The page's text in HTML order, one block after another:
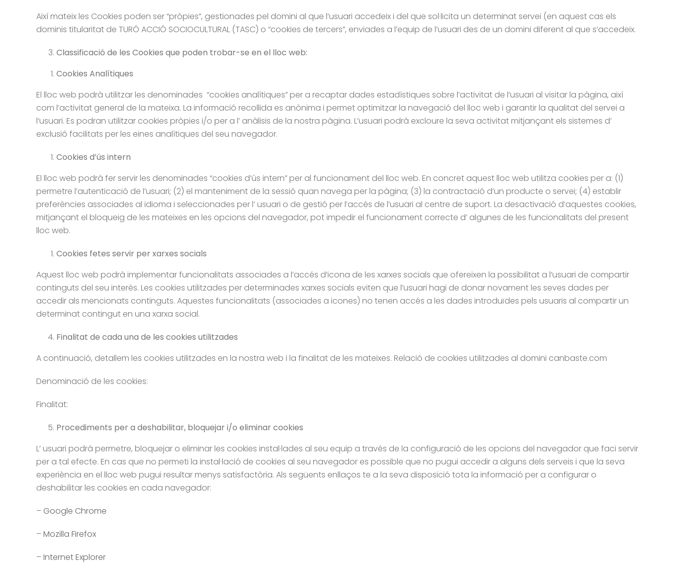
Així mateix les Cookies poden ser “pròpies”, gestionades pel domini al que l’usuari accedeix i del que sol·licita un determinat servei (en aquest cas els
dominis titularitat de TURÓ ACCIÓ SOCIOCULTURAL (TASC) o “cookies de tercers”, enviades a l’equip de l’usuari des de un domini diferent al que s’accedeix.
Classificació de les Cookies que poden trobar-se en el lloc web:
Cookies Analítiques
El lloc web podrà utilitzar les denominades “cookies analítiques” per a recaptar dades estadístiques sobre l’activitat de l’usuari al visitar la pàgina, així
com l’activitat general de la mateixa. La informació recollida es anònima i permet optimitzar la navegació del lloc web i garantir la qualitat del servei a
l’usuari. Es podran utilitzar cookies pròpies i/o per a l’ anàlisis de la nostra pàgina. L’usuari podrà excloure la seva activitat mitjançant els sistemes d’
exclusió facilitats per les eines analítiques del seu navegador.
Cookies d’ús intern
El lloc web podrà fer servir les denominades “cookies d’ús intern” per al funcionament del lloc web. En concret aquest lloc web utilitza cookies per a: (1)
permetre l’autenticació de l’usuari; (2) el manteniment de la sessió quan navega per la pàgina; (3) la contractació d’un producte o servei; (4) establir
preferències associades al idioma i seleccionades per l’ usuari o de gestió per l’accés de l’usuari al centre de suport. La desactivació d’aquestes cookies,
mitjançant el bloqueig de les mateixes en les opcions del navegador, pot impedir el funcionament correcte d’ algunes de les funcionalitats del present
lloc web.
Cookies fetes servir per xarxes socials
Aquest lloc web podrà implementar funcionalitats associades a l’accés d’icona de les xarxes socials que ofereixen la possibilitat a l’usuari de compartir
continguts del seu interès. Les cookies utilitzades per determinades xarxes socials eviten que l’usuari hagi de donar novament les seves dades per
accedir als mencionats continguts. Aquestes funcionalitats (associades a icones) no tenen accés a les dades introduïdes pels usuaris al compartir un
determinat contingut en una xarxa social.
Finalitat de cada una de les cookies utilitzades
A continuació, detallem les cookies utilitzades en la nostra web i la finalitat de les mateixes. Relació de cookies utilitzades al domini canbaste.com
Denominació de les cookies:
Finalitat:
Procediments per a deshabilitar, bloquejar i/o eliminar cookies
L’ usuari podrà permetre, bloquejar o eliminar les cookies instal·lades al seu equip a través de la configuració de les opcions del navegador que faci servir
per a tal efecte. En cas que no permeti la instal·lació de cookies al seu navegador es possible que no pugui accedir a alguns dels serveis i que la seva
experiència en el lloc web pugui resultar menys satisfactòria. Als següents enllaços te a la seva disposició tota la informació per a configurar o
deshabilitar les cookies en cada navegador:
– Google Chrome
–Mozilla Firefox
–Internet Explorer